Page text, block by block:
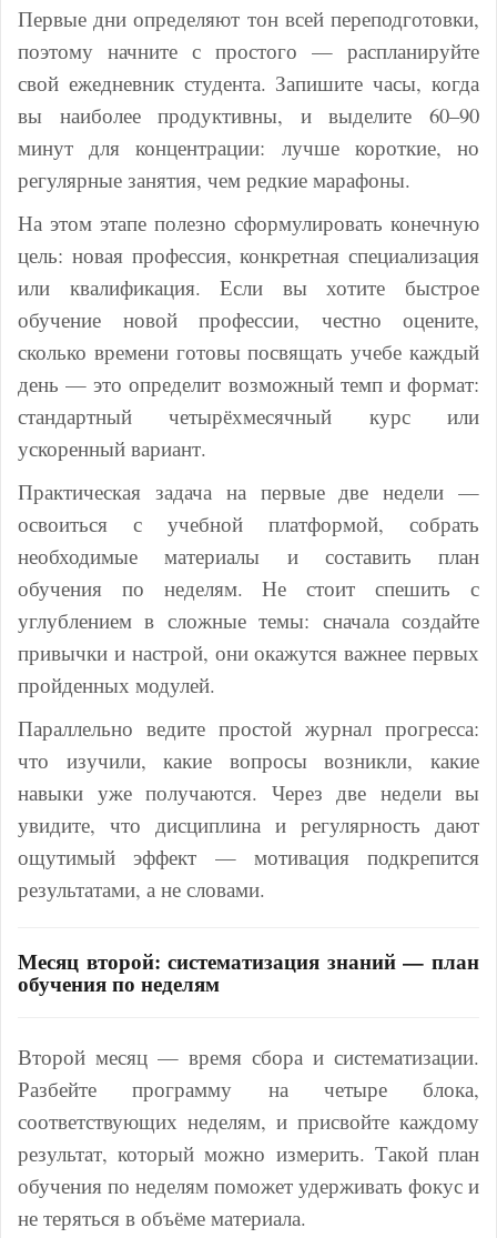
Первые дни определяют тон всей переподготовки,
поэтому начните с простого — распланируйте
свой ежедневник студента. Запишите часы, когда
вы наиболее продуктивны, и выделите 60–90
минут для концентрации: лучше короткие, но
регулярные занятия, чем редкие марафоны.
На этом этапе полезно сформулировать конечную
цель: новая профессия, конкретная специализация
или квалификация. Если вы хотите быстрое
обучение новой профессии, честно оцените,
сколько времени готовы посвящать учебе каждый
день — это определит возможный темп и формат:
стандартный четырёхмесячный курс или
ускоренный вариант.
Практическая задача на первые две недели —
освоиться с учебной платформой, собрать
необходимые материалы и составить план
обучения по неделям. Не стоит спешить с
углублением в сложные темы: сначала создайте
привычки и настрой, они окажутся важнее первых
пройденных модулей.
Параллельно ведите простой журнал прогресса:
что изучили, какие вопросы возникли, какие
навыки уже получаются. Через две недели вы
увидите, что дисциплина и регулярность дают
ощутимый эффект — мотивация подкрепится
результатами, а не словами.
Месяц второй: систематизация знаний — план
обучения по неделям
Второй месяц — время сбора и систематизации.
Разбейте программу на четыре блока,
соответствующих неделям, и присвойте каждому
результат, который можно измерить. Такой план
обучения по неделям поможет удерживать фокус и
не теряться в объёме материала.